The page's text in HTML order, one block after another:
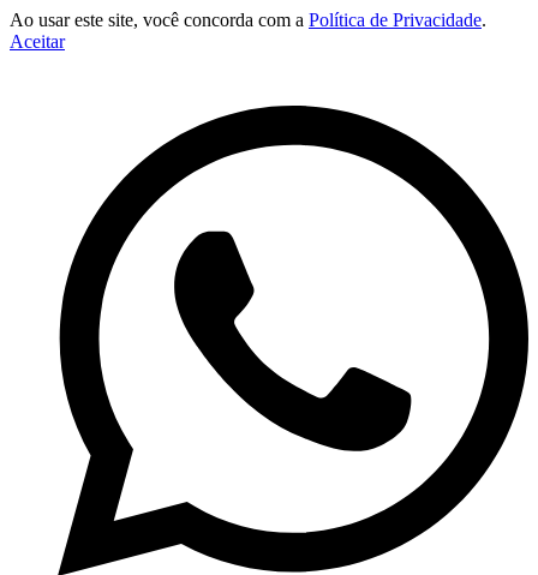
Ao usar este site, você concorda com a Política de Privacidade.
Aceitar